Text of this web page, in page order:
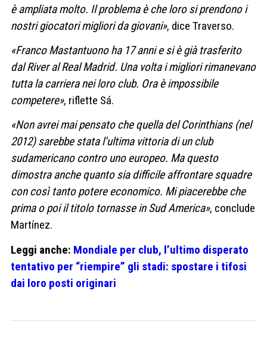
è ampliata molto. Il problema è che loro si prendono i
nostri giocatori migliori da giovani», dice Traverso.
«Franco Mastantuono ha 17 anni e si è già trasferito
dal River al Real Madrid. Una volta i migliori rimanevano
tutta la carriera nei loro club. Ora è impossibile
competere», riflette Sá.
«Non avrei mai pensato che quella del Corinthians (nel
2012) sarebbe stata l’ultima vittoria di un club
sudamericano contro uno europeo. Ma questo
dimostra anche quanto sia difficile affrontare squadre
con così tanto potere economico. Mi piacerebbe che
prima o poi il titolo tornasse in Sud America», conclude
Martínez.
Leggi anche: Mondiale per club, l’ultimo disperato
tentativo per “riempire” gli stadi: spostare i tifosi
dai loro posti originari